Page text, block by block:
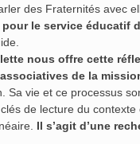
des Fraternités avec
le service éducatif
nous offre cette
de la
Sa vie et ce processus
de lecture du
Il s’agit d’une